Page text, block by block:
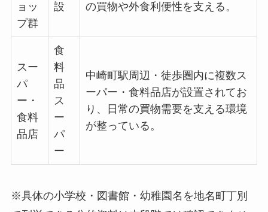
ョッ
プ群
設
の買物や外食利便性を支える。
スー
パ
ー・
食料
品店
食
料
品
ス
ー
パ
ー
中崎町駅周辺・徒歩圏内に複数ス
ーパー・食料品店が設置されてお
り、日常の買物需要を支える環境
が整っている。
※具体の小学校・図書館・幼稚園名を地名町丁別